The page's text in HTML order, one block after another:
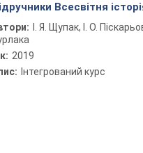
Всесвітня
І. Я. Щупак, І. О.
2019
Інтегрований курс